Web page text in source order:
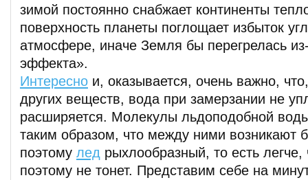
зимой постоянно снабжает континенты
поверхность планеты поглощает избыток
атмосфере, иначе Земля бы перегрелась
эффекта».
Интересно и, оказывается, очень важно,
других веществ, вода при замерзании не
расширяется. Молекулы льдоподобной
таким образом, что между ними возникают
поэтому лед рыхлообразный, то есть
поэтому не тонет. Представим себе на